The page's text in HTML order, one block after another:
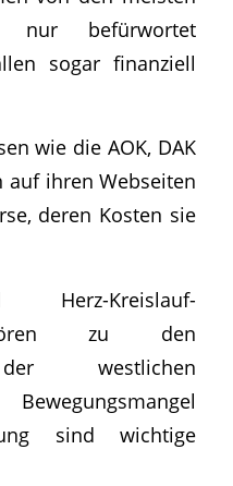
nur befürwortet
sogar finanziell
wie die AOK, DAK
ihren Webseiten
deren Kosten sie
Herz-Kreislauf-
zu den
der westlichen
sind wichtige